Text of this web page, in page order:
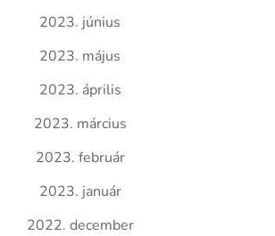
2023. június
2023. május
2023. április
2023. március
2023. február
2023. január
2022. december